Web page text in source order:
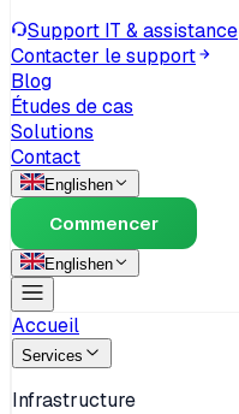
Support IT & assistance
Contacter le support
Blog
Études de cas
Solutions
Contact
Englishen
Commencer
Englishen
Accueil
Services
Infrastructure